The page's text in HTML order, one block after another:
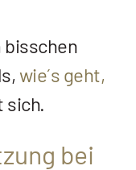
bisschen
wie´s geht,
sich.
bei